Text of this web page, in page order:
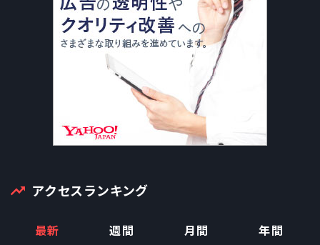
アクセスランキング
最新 週間 月間 年間